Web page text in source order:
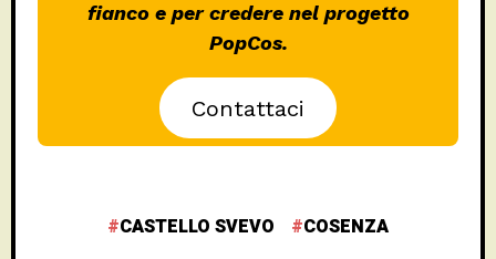
fianco e per credere nel progetto
PopCos.
Contattaci
CASTELLO SVEVO COSENZA